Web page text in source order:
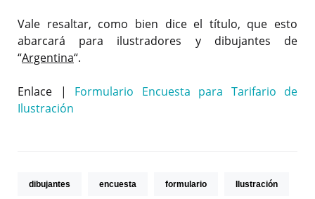
Vale resaltar, como bien dice el título, que esto
abarcará para ilustradores y dibujantes de
“Argentina“.
Enlace | Formulario Encuesta para Tarifario de
Ilustración
dibujantes encuesta formulario Ilustración